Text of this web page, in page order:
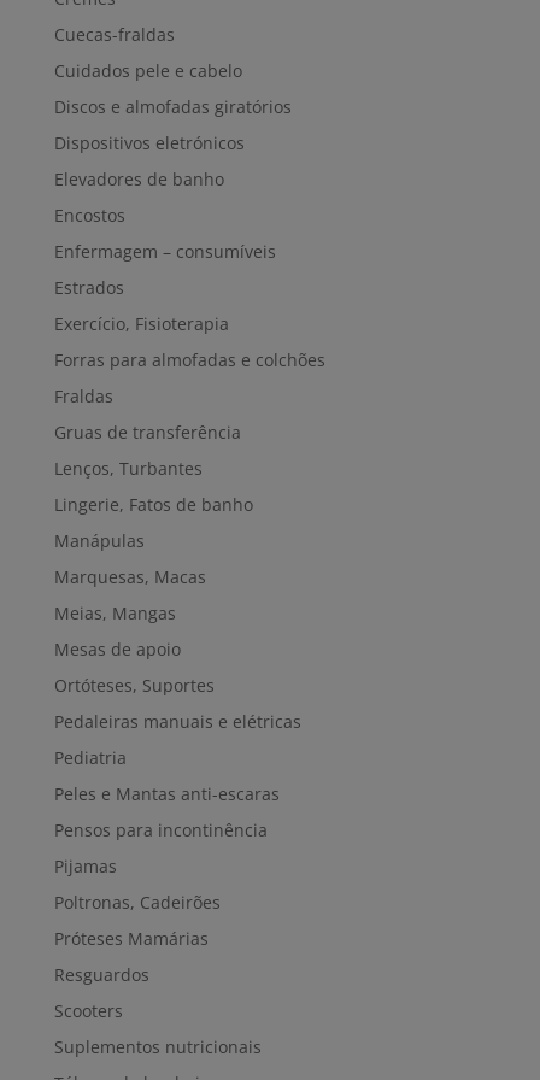
Cuecas-fraldas
Cuidados pele e cabelo
Discos e almofadas giratórios
Dispositivos eletrónicos
Elevadores de banho
Encostos
Enfermagem – consumíveis
Estrados
Exercício, Fisioterapia
Forras para almofadas e colchões
Fraldas
Gruas de transferência
Lenços, Turbantes
Lingerie, Fatos de banho
Manápulas
Marquesas, Macas
Meias, Mangas
Mesas de apoio
Ortóteses, Suportes
Pedaleiras manuais e elétricas
Pediatria
Peles e Mantas anti-escaras
Pensos para incontinência
Pijamas
Poltronas, Cadeirões
Próteses Mamárias
Resguardos
Scooters
Suplementos nutricionais